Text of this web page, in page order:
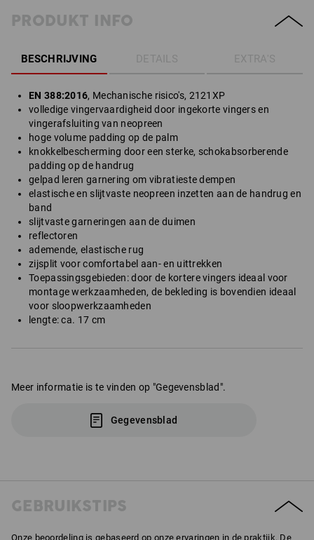
PRODUKT INFO
BESCHRIJVING DETAILS EXTRA'S
EN 388:2016, Mechanische risico's, 2121XP
volledige vingervaardigheid door ingekorte vingers en
vingerafsluiting van neopreen
hoge volume padding op de palm
knokkelbescherming door een sterke, schokabsorberende
padding op de handrug
gelpad leren garnering om vibratieste dempen
elastische en slijtvaste neopreen inzetten aan de handrug en
band
slijtvaste garneringen aan de duimen
reflectoren
ademende, elastische rug
zijsplit voor comfortabel aan- en uittrekken
Toepassingsgebieden: door de kortere vingers ideaal voor
montage werkzaamheden, de bekleding is bovendien ideaal
voor sloopwerkzaamheden
lengte: ca. 17 cm
Meer informatie is te vinden op "Gegevensblad".
Gegevensblad
GEBRUIKSTIPS
Onze beoordeling is gebaseerd op onze ervaringen in de praktijk. De